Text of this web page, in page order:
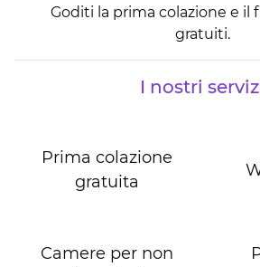
Goditi la prima colazione e il
gratuiti.
I nostri
Prima colazione
gratuita
Camere per non